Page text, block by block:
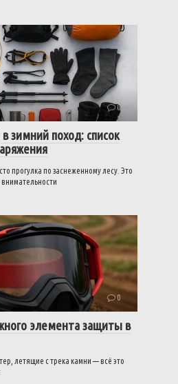
0
зимний поход: список
прогулка по заснеженному лесу. Это
0
элемента защиты в
летящие с трека камни — всё это